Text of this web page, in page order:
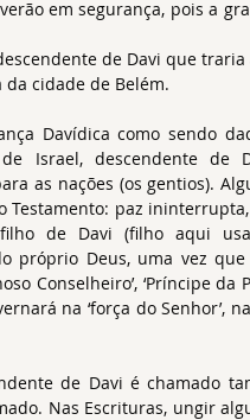
em segurança, pois a
de Davi que traria
da cidade de Belém.
Davídica como sendo
Israel, descendente de
as nações (os gentios).
paz
de Davi (filho aqui
próprio Deus, uma vez
Conselheiro’, ‘Príncipe da
na ‘força do Senhor’,
de Davi é chamado
Nas Escrituras, ungir